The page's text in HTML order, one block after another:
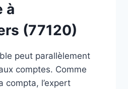
à
(77120)
peut parallèlement
comptes. Comme
compta, l’expert